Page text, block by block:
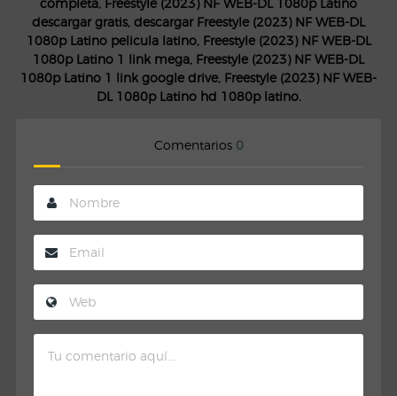
descargar gratis, descargar Freestyle (2023) NF WEB-DL
1080p Latino pelicula latino, Freestyle (2023) NF WEB-DL
1080p Latino 1 link mega, Freestyle (2023) NF WEB-DL
1080p Latino 1 link google drive, Freestyle (2023) NF WEB-
DL 1080p Latino hd 1080p latino.
Comentarios 0